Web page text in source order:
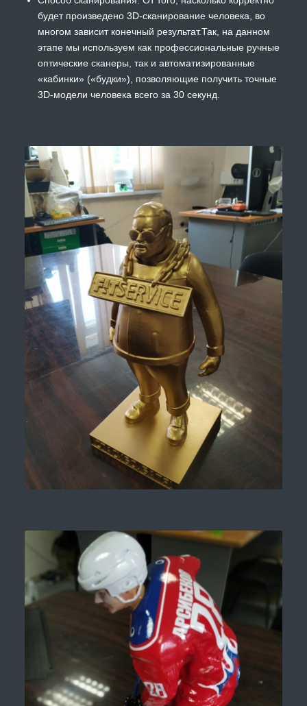
будет произведено 3D-сканирование человека, во
многом зависит конечный результат.Так, на данном
этапе мы используем как профессиональные ручные
оптические сканеры, так и автоматизированные
«кабинки» («будки»), позволяющие получить точные
3D-модели человека всего за 30 секунд.